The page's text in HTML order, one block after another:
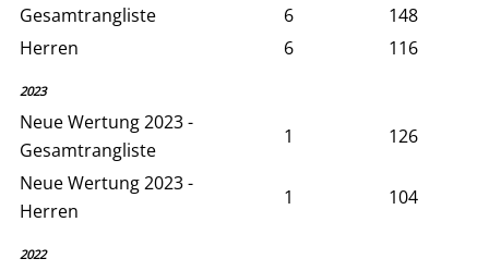
Gesamtrangliste 6
148
Herren
6 116
2023
Neue Wertung 2023 -
Gesamtrangliste
1
126
Neue Wertung 2023 -
Herren
1 104
2022